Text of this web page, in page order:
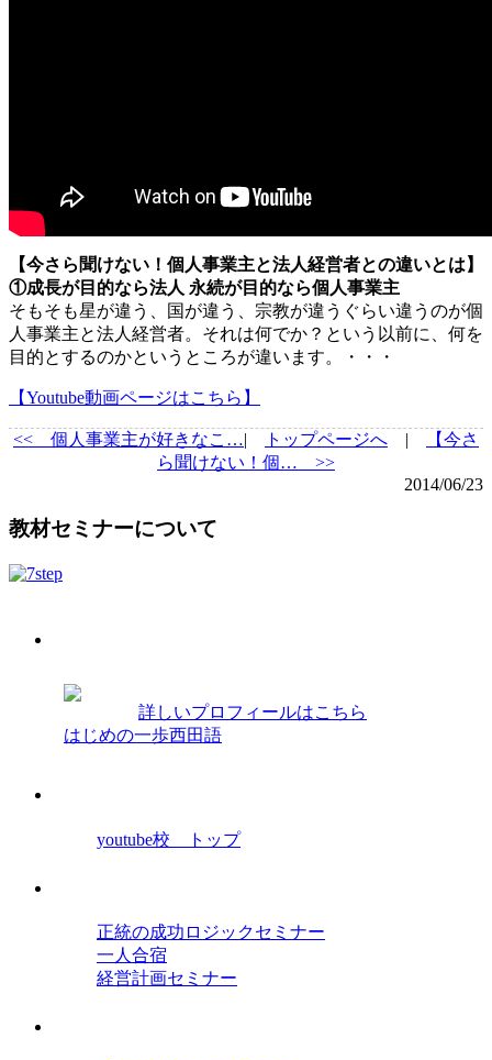
【今さら聞けない！個人事業主と法人経営者との違いとは】
①成長が目的なら法人 永続が目的なら個人事業主
そもそも星が違う、国が違う、宗教が違うぐらい違うのが個
人事業主と法人経営者。それは何でか？という以前に、何を
目的とするのかというところが違います。・・・
【Youtube動画ページはこちら】
<< 個人事業主が好きなこ…| トップページへ |
【今さ
ら聞けない！個… >>
2014/06/23
教材セミナーについて
詳しいプロフィールはこちら
はじめの一歩西田語
youtube校 トップ
正統の成功ロジックセミナー
一人合宿
経営計画セミナー